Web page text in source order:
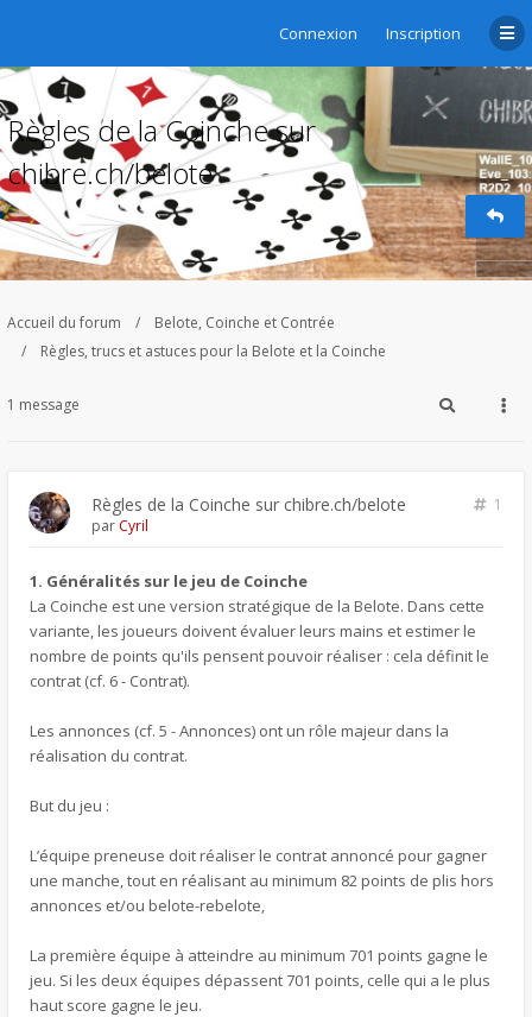
Connexion Inscription
Règles de la Coinche sur
chibre.ch/belote
Accueil du forum
Belote, Coinche et Contrée
Règles, trucs et astuces pour la Belote et la Coinche
1 message
Règles de la Coinche sur chibre.ch/belote
1
par Cyril
1. Généralités sur le jeu de Coinche
La Coinche est une version stratégique de la Belote. Dans cette
variante, les joueurs doivent évaluer leurs mains et estimer le
nombre de points qu'ils pensent pouvoir réaliser : cela définit le
contrat (cf. 6 - Contrat).
Les annonces (cf. 5 - Annonces) ont un rôle majeur dans la
réalisation du contrat.
But du jeu :
L’équipe preneuse doit réaliser le contrat annoncé pour gagner
une manche, tout en réalisant au minimum 82 points de plis hors
annonces et/ou belote-rebelote,
La première équipe à atteindre au minimum 701 points gagne le
jeu. Si les deux équipes dépassent 701 points, celle qui a le plus
haut score gagne le jeu.